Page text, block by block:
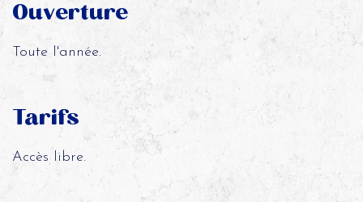
Ouverture
Toute l'année.
Tarifs
Accès libre.